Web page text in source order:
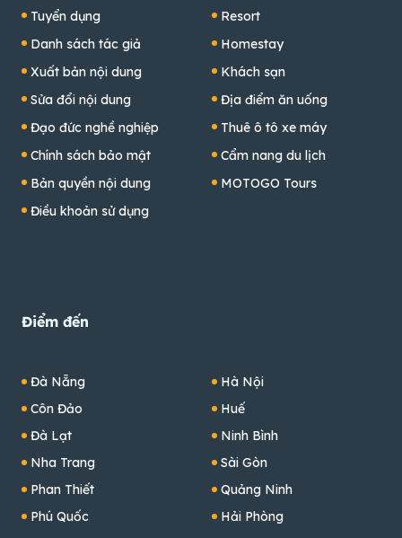
Tuyển dụng
Danh sách tác giả
Xuất bản nội dung
Sửa đổi nội dung
Đạo đức nghề nghiệp
Chính sách bảo mật
Bản quyền nội dung
Điều khoản sử dụng
Resort
Homestay
Khách sạn
Địa điểm ăn uống
Thuê ô tô xe máy
Cẩm nang du lịch
MOTOGO Tours
Điểm đến
Đà Nẵng
Côn Đảo
Đà Lạt
Nha Trang
Phan Thiết
Phú Quốc
Hà Nội
Huế
Ninh Bình
Sài Gòn
Quảng Ninh
Hải Phòng